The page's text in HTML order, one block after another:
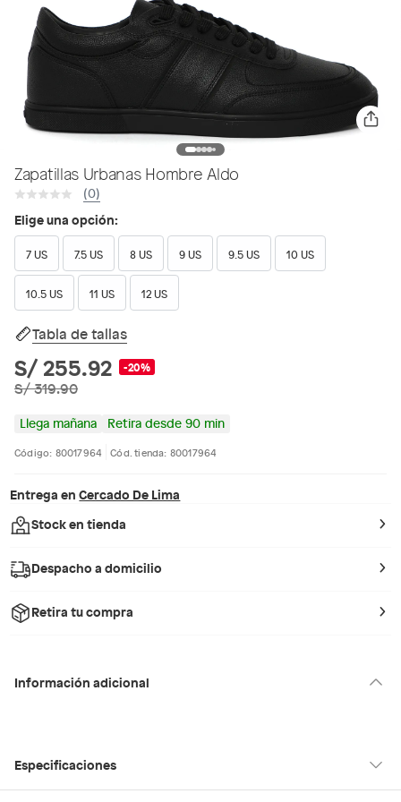
Zapatillas Urbanas Hombre Aldo
(0)
Elige una opción:
7 US 7.5 US 8 US 9 US 9.5 US 10 US
10.5 US 11 US 12 US
Tabla de tallas
S/ 255.92 -20%
S/ 319.90
Llega mañana Retira desde 90 min
Código: 80017964 Cód. tienda: 80017964
Entrega en Cercado De Lima
Stock en tienda
Despacho a domicilio
Retira tu compra
Información adicional
Especificaciones